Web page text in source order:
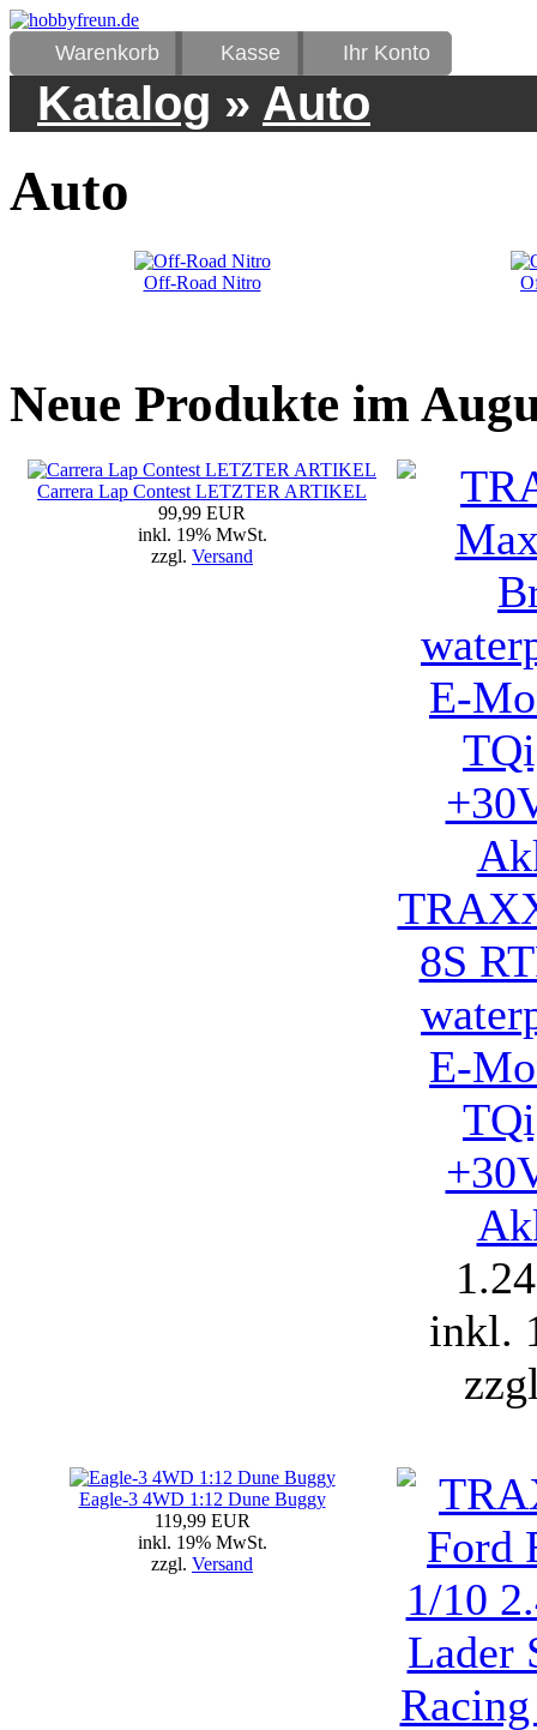
Warenkorb Kasse Ihr Konto
Katalog » Auto
Auto
Off-Road Nitro
Neue Produkte im
Carrera Lap Contest LETZTER ARTIKEL
99,99 EUR
inkl. 19% MwSt.
zzgl. Versand
8S
E-
inkl.
Eagle-3 4WD 1:12 Dune Buggy
119,99 EUR
inkl. 19% MwSt.
zzgl. Versand